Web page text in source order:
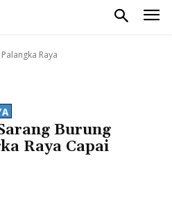
Raya
Burung
Raya Capai